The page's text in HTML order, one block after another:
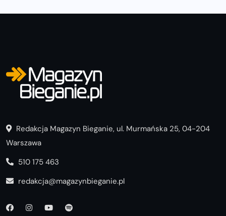
Redakcja Magazyn Bieganie, ul. Murmańska 25, 04-204
Warszawa
510 175 463
redakcja@magazynbieganie.pl